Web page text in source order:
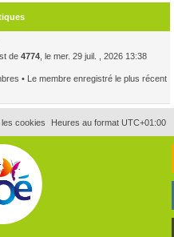
de 4774 , le mer. 29 juil. , 2026 13:38
• Le membre enregistré le plus récent
Heures au format UTC+01:00
cookies